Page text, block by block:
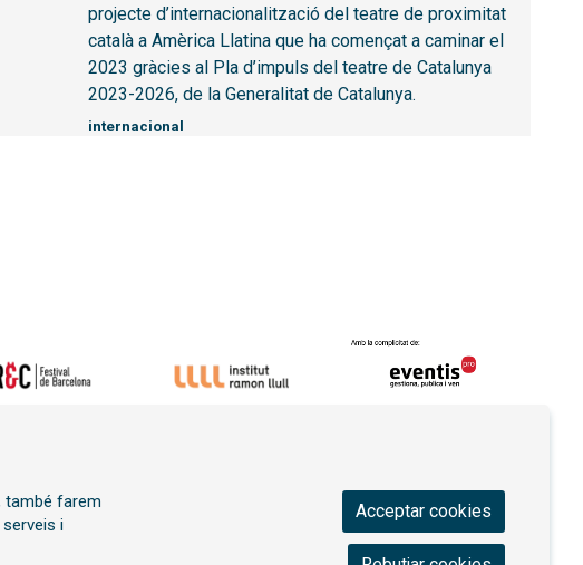
projecte d’internacionalització del teatre de proximitat
català a Amèrica Llatina que ha començat a caminar el
2023 gràcies al Pla d’impuls del teatre de Catalunya
2023-2026, de la Generalitat de Catalunya.
internacional
| Política de privacitat Ús de Cookies |
també farem
i
Acceptar cookies